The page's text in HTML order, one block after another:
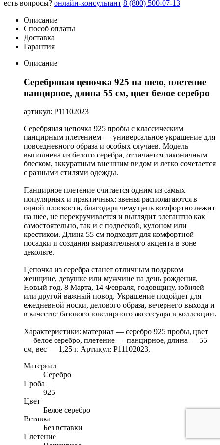
есть вопросы? онлайн-консультант 8 (800) 500-07-13
Описание
Способ оплаты
Доставка
Гарантия
Описание
Серебряная цепочка 925 на шею, плетение
панцирное, длина 55 см, цвет белое серебро
артикул: Р11102023
Серебряная цепочка 925 пробы с классическим
панцирным плетением — универсальное украшение для
повседневного образа и особых случаев. Модель
выполнена из белого серебра, отличается лаконичным
блеском, аккуратным внешним видом и легко сочетается
с разными стилями одежды.
Панцирное плетение считается одним из самых
популярных и практичных: звенья располагаются в
одной плоскости, благодаря чему цепь комфортно лежит
на шее, не перекручивается и выглядит элегантно как
самостоятельно, так и с подвеской, кулоном или
крестиком. Длина 55 см подходит для комфортной
посадки и создания выразительного акцента в зоне
декольте.
Цепочка из серебра станет отличным подарком
женщине, девушке или мужчине на день рождения,
Новый год, 8 Марта, 14 Февраля, годовщину, юбилей
или другой важный повод. Украшение подойдет для
ежедневной носки, делового образа, вечернего выхода и
в качестве базового ювелирного аксессуара в коллекции.
Характеристики: материал — серебро 925 пробы, цвет
— белое серебро, плетение — панцирное, длина — 55
см, вес — 1,25 г. Артикул: Р11102023.
Материал
Серебро
Проба
925
Цвет
Белое серебро
Вставка
Без вставки
Плетение